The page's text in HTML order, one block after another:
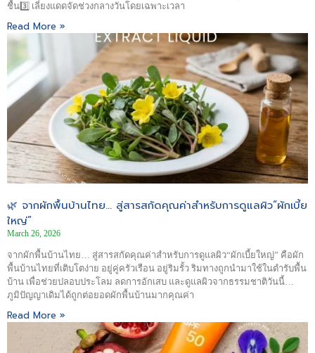
ชื้น3️⃣ เลี่ยงแดดจัดช่วงกลางวันโดยเฉพาะเวลา
Read More »
🌿 จากผักพื้นบ้านไทย… สู่สารสกัดคุณค่าสำหรับการดูแลผิว“ผักเบี้ย
ใหญ่”
March 26, 2026
จากผักพื้นบ้านไทย… สู่สารสกัดคุณค่าสำหรับการดูแลผิว“ผักเบี้ยใหญ่” คือผัก
พื้นบ้านไทยที่เติบโตง่าย อยู่คู่ครัวเรือน อยู่ริมรั้ว ริมทางถูกนำมาใช้ในตำรับพื้น
บ้าน เพื่อช่วยปลอบประโลม ลดการอักเสบ และดูแลผิวจากธรรมชาติวันนี้…
ภูมิปัญญาเดิมได้ถูกต่อยอดผักพื้นบ้านมากคุณค่า
Read More »